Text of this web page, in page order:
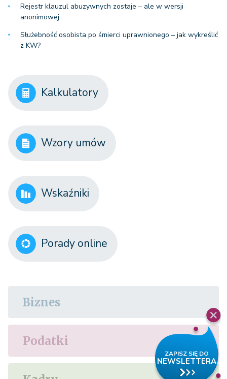
Rejestr klauzul abuzywnych zostaje – ale w wersji
anonimowej
Służebność osobista po śmierci uprawnionego – jak wykreślić
z KW?
Kalkulatory
Wzory umów
Wskaźniki
Porady online
Biznes
Podatki